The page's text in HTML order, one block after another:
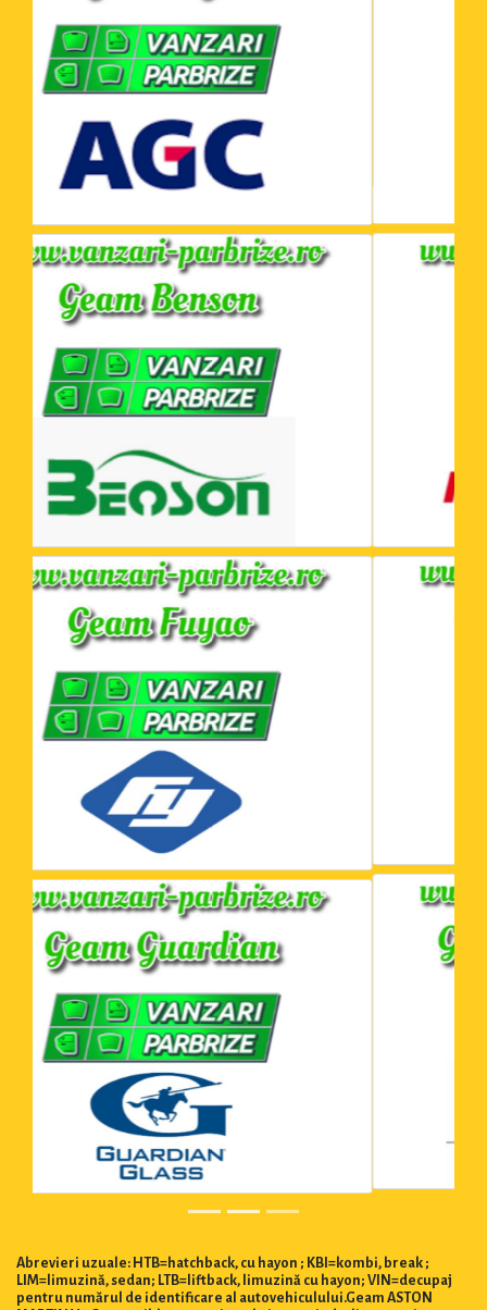
Abrevieri uzuale: HTB=hatchback, cu hayon ; KBI=kombi, break ;
LIM=limuzină, sedan; LTB=liftback, limuzină cu hayon; VIN=decupaj
pentru numărul de identificare al autovehiculului.Geam ASTON